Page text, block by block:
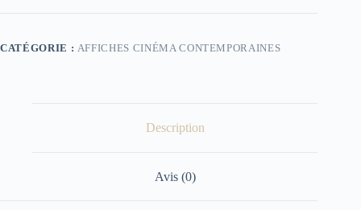
Le
CATÉGORIE : AFFICHES CINÉMA CONTEMPORAINES
Description
Avis (0)